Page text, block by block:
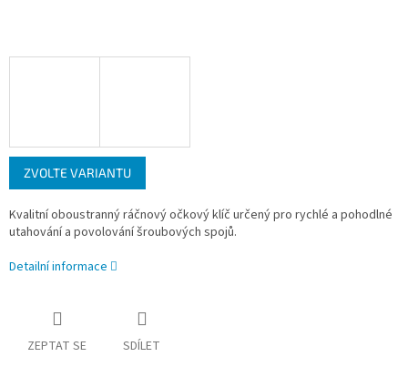
ZVOLTE VARIANTU
Kvalitní oboustranný ráčnový očkový klíč určený pro rychlé a pohodlné
utahování a povolování šroubových spojů.
Detailní informace
ZEPTAT SE SDÍLET